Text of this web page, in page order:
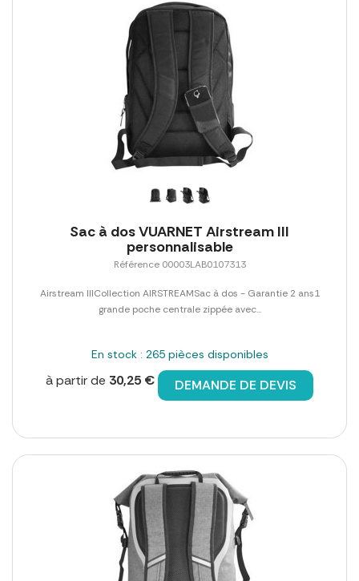
Sac à dos VUARNET Airstream III
personnalisable
Référence 00003LAB0107313
Airstream IIICollection AIRSTREAMSac à dos - Garantie 2 ans1
grande poche centrale zippée avec...
En stock : 265 pièces disponibles
à partir de 30,25 € DEMANDE DE DEVIS